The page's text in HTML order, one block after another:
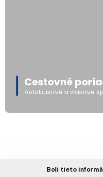
Cestovné
Autobusové a vlakové
Boli tieto